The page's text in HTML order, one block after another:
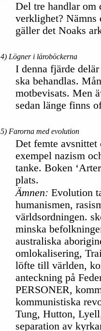
Del tre handlar om
verklighet? Nämns
gäller det Noaks
4) Lögner i läroböckerna
I denna fjärde
ska behandlas.
motbevisats. Men
sedan länge finns
5) Farorna med evolution
Det femte
exempel nazism
tanke. Boken
plats.
Ämnen: Evolution
humanismen,
världsordningen.
minska
australiska
omlokalisering,
löfte till världen,
anteckning på
PERSONER,
kommunistiska
Tung, Hutton,
separation av